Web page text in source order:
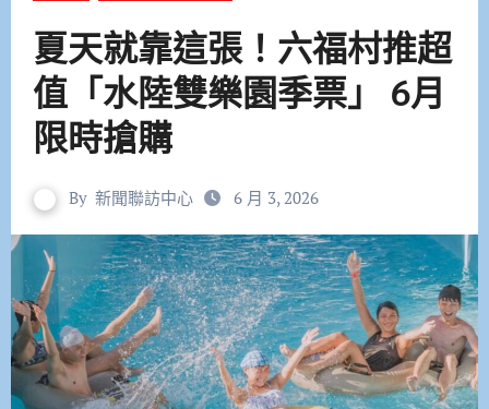
夏天就靠這張！六福村推超
值「水陸雙樂園季票」 6月
限時搶購
By 新聞聯訪中心 6 月 3, 2026